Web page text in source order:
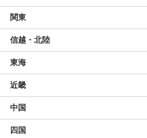
関東
信越・北陸
東海
近畿
中国
四国